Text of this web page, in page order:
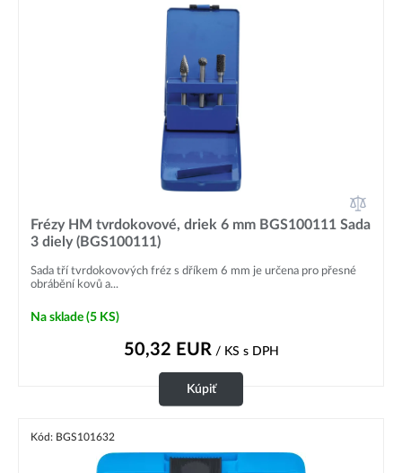
Frézy HM tvrdokovové, driek 6 mm BGS100111 Sada
3 diely (BGS100111)
Sada tří tvrdokovových fréz s dříkem 6 mm je určena pro přesné
obrábění kovů a...
Na sklade (5 KS)
50,32 EUR / KS s DPH
Kúpiť
Kód: BGS101632